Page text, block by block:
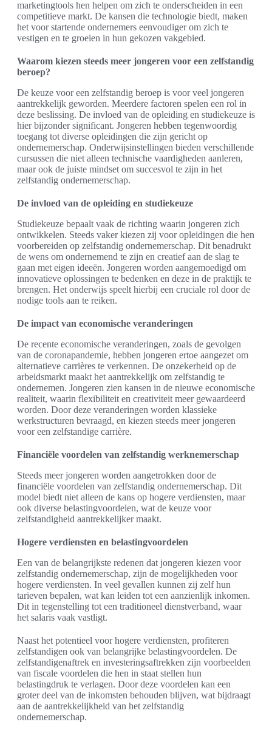
marketingtools hen helpen om zich te onderscheiden in een
competitieve markt. De kansen die technologie biedt, maken
het voor startende ondernemers eenvoudiger om zich te
vestigen en te groeien in hun gekozen vakgebied.
Waarom kiezen steeds meer jongeren voor een zelfstandig
beroep?
De keuze voor een zelfstandig beroep is voor veel jongeren
aantrekkelijk geworden. Meerdere factoren spelen een rol in
deze beslissing. De invloed van de opleiding en studiekeuze is
hier bijzonder significant. Jongeren hebben tegenwoordig
toegang tot diverse opleidingen die zijn gericht op
ondernemerschap. Onderwijsinstellingen bieden verschillende
cursussen die niet alleen technische vaardigheden aanleren,
maar ook de juiste mindset om succesvol te zijn in het
zelfstandig ondernemerschap.
De invloed van de opleiding en studiekeuze
Studiekeuze bepaalt vaak de richting waarin jongeren zich
ontwikkelen. Steeds vaker kiezen zij voor opleidingen die hen
voorbereiden op zelfstandig ondernemerschap. Dit benadrukt
de wens om ondernemend te zijn en creatief aan de slag te
gaan met eigen ideeën. Jongeren worden aangemoedigd om
innovatieve oplossingen te bedenken en deze in de praktijk te
brengen. Het onderwijs speelt hierbij een cruciale rol door de
nodige tools aan te reiken.
De impact van economische veranderingen
De recente economische veranderingen, zoals de gevolgen
van de coronapandemie, hebben jongeren ertoe aangezet om
alternatieve carrières te verkennen. De onzekerheid op de
arbeidsmarkt maakt het aantrekkelijk om zelfstandig te
ondernemen. Jongeren zien kansen in de nieuwe economische
realiteit, waarin flexibiliteit en creativiteit meer gewaardeerd
worden. Door deze veranderingen worden klassieke
werkstructuren bevraagd, en kiezen steeds meer jongeren
voor een zelfstandige carrière.
Financiële voordelen van zelfstandig werknemerschap
Steeds meer jongeren worden aangetrokken door de
financiële voordelen van zelfstandig ondernemerschap. Dit
model biedt niet alleen de kans op hogere verdiensten, maar
ook diverse belastingvoordelen, wat de keuze voor
zelfstandigheid aantrekkelijker maakt.
Hogere verdiensten en belastingvoordelen
Een van de belangrijkste redenen dat jongeren kiezen voor
zelfstandig ondernemerschap, zijn de mogelijkheden voor
hogere verdiensten. In veel gevallen kunnen zij zelf hun
tarieven bepalen, wat kan leiden tot een aanzienlijk inkomen.
Dit in tegenstelling tot een traditioneel dienstverband, waar
het salaris vaak vastligt.
Naast het potentieel voor hogere verdiensten, profiteren
zelfstandigen ook van belangrijke belastingvoordelen. De
zelfstandigenaftrek en investeringsaftrekken zijn voorbeelden
van fiscale voordelen die hen in staat stellen hun
belastingdruk te verlagen. Door deze voordelen kan een
groter deel van de inkomsten behouden blijven, wat bijdraagt
aan de aantrekkelijkheid van het zelfstandig
ondernemerschap.